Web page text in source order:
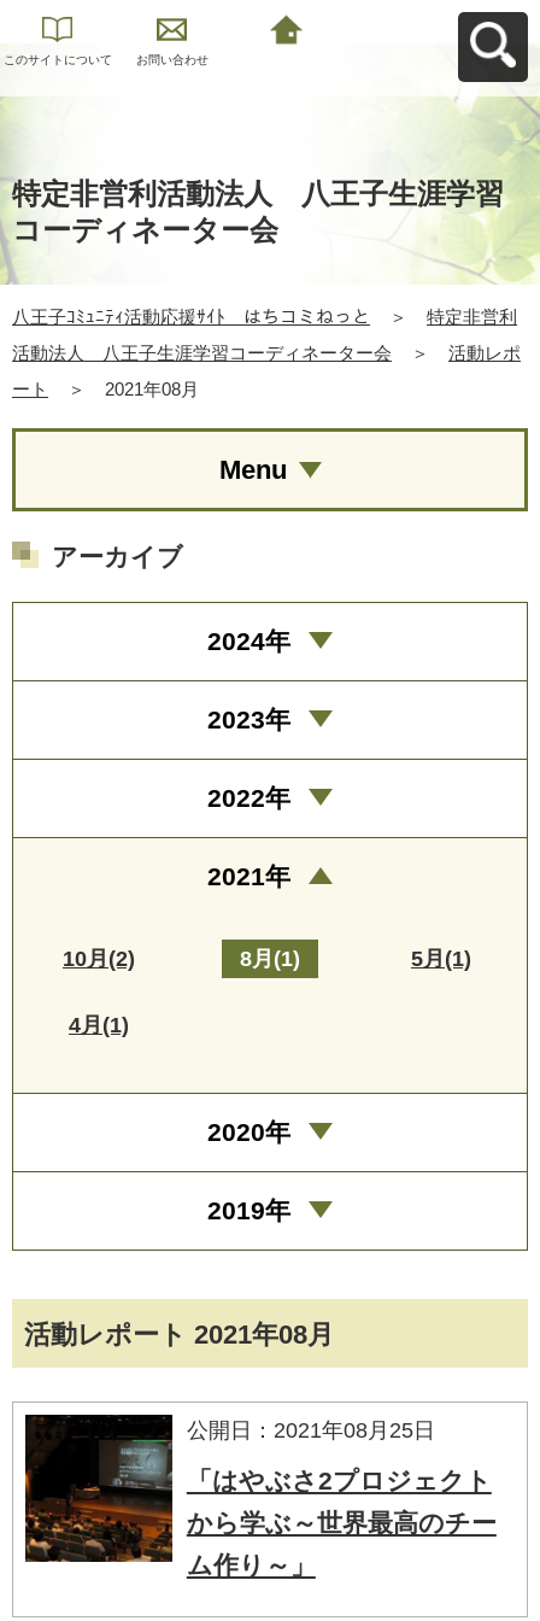
このサイトについて お問い合わせ
特定非営利活動法人 八王子生涯学習
コーディネーター会
八王子ｺﾐｭﾆﾃｨ活動応援ｻｲﾄ はちコミねっと ＞
特定非営利
活動法人 八王子生涯学習コーディネーター会
＞
活動レポ
ート
＞ 2021年08月
活動レポート 2021年08月
公開日：2021年08月25日
「はやぶさ2プロジェクト
から学ぶ～世界最高のチー
ム作り～」
Menu
アーカイブ
2024年
2023年
2022年
2021年
10月(2) 8月(1) 5月(1)
4月(1)
2020年
2019年